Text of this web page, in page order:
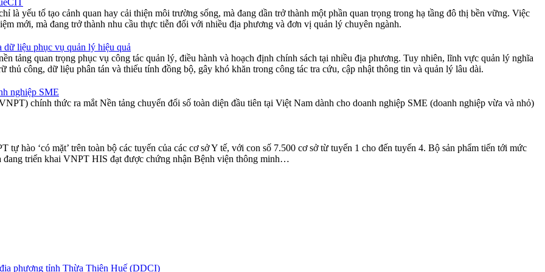
là yếu tố tạo cảnh quan hay cải thiện môi trường sống, mà đang dần trở thành một phần quan trọng trong hạ tầng đô thị bền vững. Việc
mới, mà đang trở thành nhu cầu thực tiễn đối với nhiều địa phương và đơn vị quản lý chuyên ngành.
dữ liệu phục vụ quản lý hiệu quả
tảng quan trọng phục vụ công tác quản lý, điều hành và hoạch định chính sách tại nhiều địa phương. Tuy nhiên, lĩnh vực quản lý nghĩa
công, dữ liệu phân tán và thiếu tính đồng bộ, gây khó khăn trong công tác tra cứu, cập nhật thông tin và quản lý lâu dài.
nghiệp SME
chính thức ra mắt Nền tảng chuyển đổi số toàn diện đầu tiên tại Việt Nam dành cho doanh nghiệp SME (doanh nghiệp vừa và nhỏ)
hào ‘có mặt’ trên toàn bộ các tuyến của các cơ sở Y tế, với con số 7.500 cơ sở từ tuyến 1 cho đến tuyến 4. Bộ sản phẩm tiến tới mức
đang triển khai VNPT HIS đạt được chứng nhận Bệnh viện thông minh…